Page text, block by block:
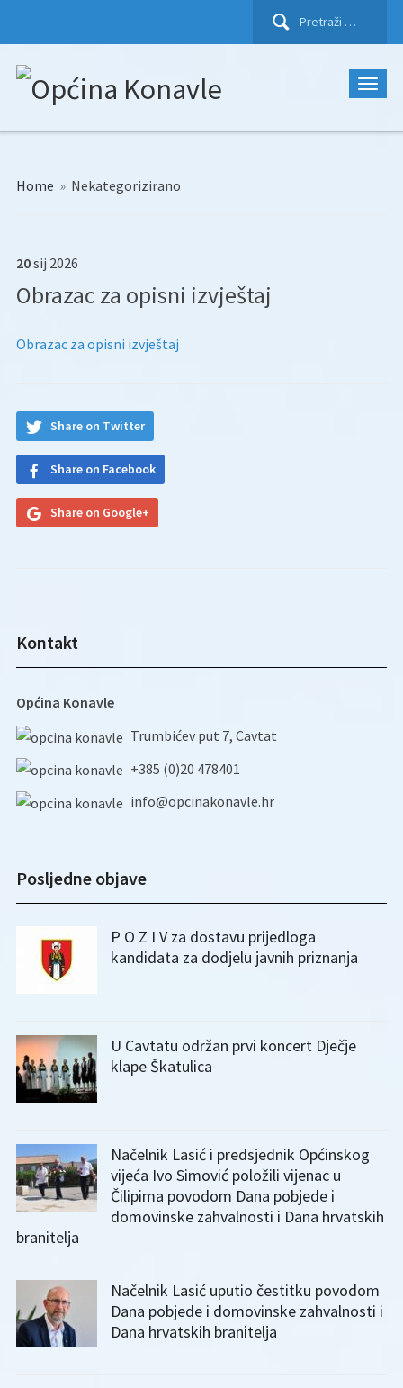
Pretraži:
Home » Nekategorizirano
20sij 2026
Obrazac za opisni izvještaj
Obrazac za opisni izvještaj
Share on Twitter
Share on Facebook
Share on Google+
Kontakt
Općina Konavle
Trumbićev put 7, Cavtat
+385 (0)20 478401
info@opcinakonavle.hr
Posljedne objave
P O Z I V za dostavu prijedloga
kandidata za dodjelu javnih priznanja
U Cavtatu održan prvi koncert Dječje
klape Škatulica
Načelnik Lasić i predsjednik Općinskog
vijeća Ivo Simović položili vijenac u
Čilipima povodom Dana pobjede i
domovinske zahvalnosti i Dana hrvatskih
branitelja
Načelnik Lasić uputio čestitku povodom
Dana pobjede i domovinske zahvalnosti i
Dana hrvatskih branitelja